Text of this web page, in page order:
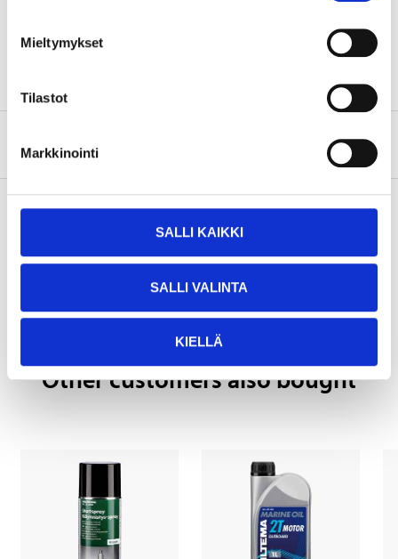
Mieltymykset
Tilastot
Markkinointi
SALLI KAIKKI
SALLI VALINTA
KIELLÄ
spark plug
About the manufacturer
Other customers also bought